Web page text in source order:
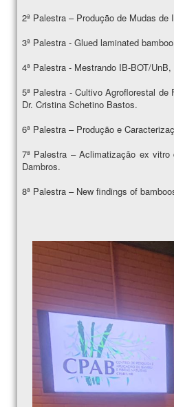
2ª Palestra – Produção de Mudas
3ª Palestra - Glued laminated
4ª Palestra - Mestrando IB-BOT/
5ª Palestra - Cultivo Agroflorestal
Dr. Cristina Schetino Bastos.
6ª Palestra – Produção e
7ª Palestra – Aclimatização ex
Dambros.
8ª Palestra – New findings of